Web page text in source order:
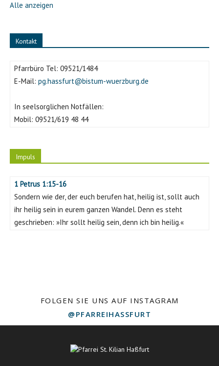
Alle anzeigen
Kontakt
Pfarrbüro Tel: 09521/1484
E-Mail: pg.hassfurt@bistum-wuerzburg.de
In seelsorglichen Notfällen:
Mobil: 09521/619 48 44
Impuls
1 Petrus 1:15-16
Sondern wie der, der euch berufen hat, heilig ist, sollt auch
ihr heilig sein in eurem ganzen Wandel. Denn es steht
geschrieben: »Ihr sollt heilig sein, denn ich bin heilig.«
FOLGEN SIE UNS AUF INSTAGRAM
@PFARREIHASSFURT